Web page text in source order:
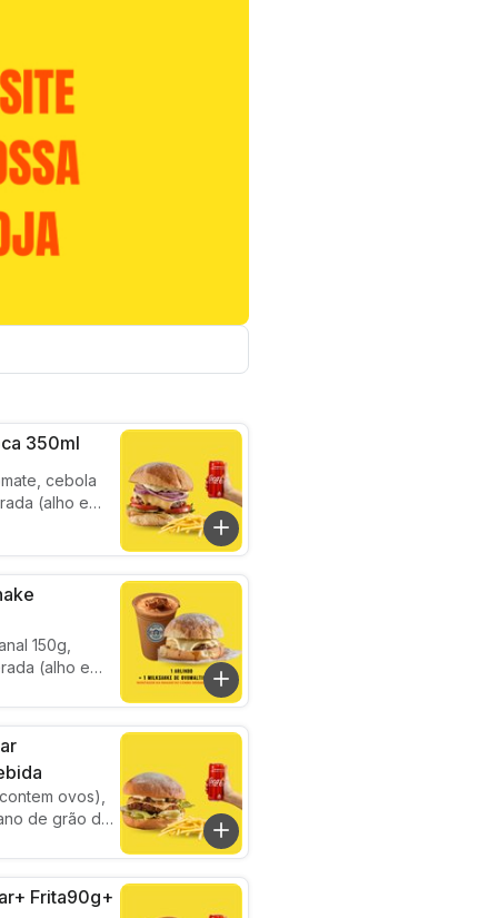
350ml
cebola
(alho e
150g,
(alho e
ovo maltine
ovos),
de grão de
temperada
Frita90g+